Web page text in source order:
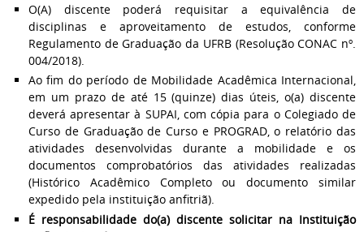
O(A) discente poderá requisitar a equivalência de
disciplinas e aproveitamento de estudos, conforme
Regulamento de Graduação da UFRB (Resolução CONAC nº.
004/2018).
Ao fim do período de Mobilidade Acadêmica Internacional,
em um prazo de até 15 (quinze) dias úteis, o(a) discente
deverá apresentar à SUPAI, com cópia para o Colegiado de
Curso de Graduação de Curso e PROGRAD, o relatório das
atividades desenvolvidas durante a mobilidade e os
documentos comprobatórios das atividades realizadas
(Histórico Acadêmico Completo ou documento similar
expedido pela instituição anfitriã).
É responsabilidade do(a) discente solicitar na Instituição